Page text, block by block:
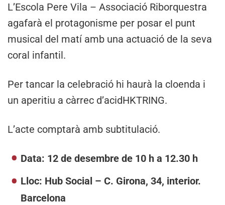
L’Escola Pere Vila – Associació Riborquestra
agafarà el protagonisme per posar el punt
musical del matí amb una actuació de la seva
coral infantil.
Per tancar la celebració hi haurà la cloenda i
un aperitiu a càrrec d’acidHKTRING.
L’acte comptarà amb subtitulació.
Data: 12 de desembre de 10 h a 12.30 h
Lloc: Hub Social – C. Girona, 34, interior.
Barcelona